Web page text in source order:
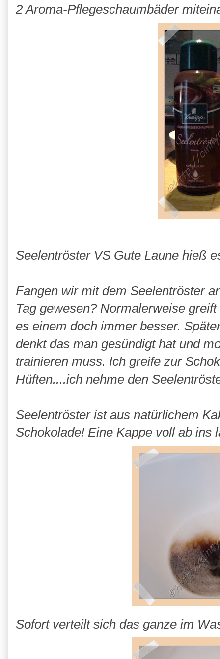
2 Aroma-Pflegeschaumbäder
Seelentröster VS Gute Laune hieß
Fangen wir mit dem Seelentröster
Tag gewesen? Normalerweise
es einem doch immer besser.
denkt das man gesündigt hat und
trainieren muss. Ich greife zur
Hüften....ich nehme den
Seelentröster ist aus natürlichem
Schokolade! Eine Kappe voll ab ins
Sofort verteilt sich das ganze im